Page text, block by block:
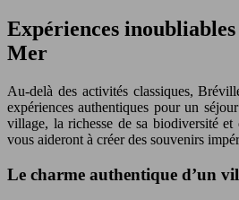
Expériences
Mer
Au-delà des activités classiques,
expériences authentiques pour un
village, la richesse de sa biodiversité et
vous aideront à créer des souvenirs
Le charme authentique d’un